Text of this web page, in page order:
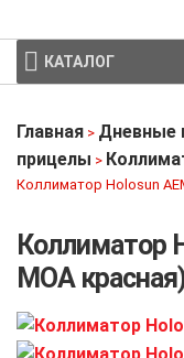
КАТАЛОГ
Главная > Дневные
прицелы >
Коллиматор Holosun
Коллиматор
МОА